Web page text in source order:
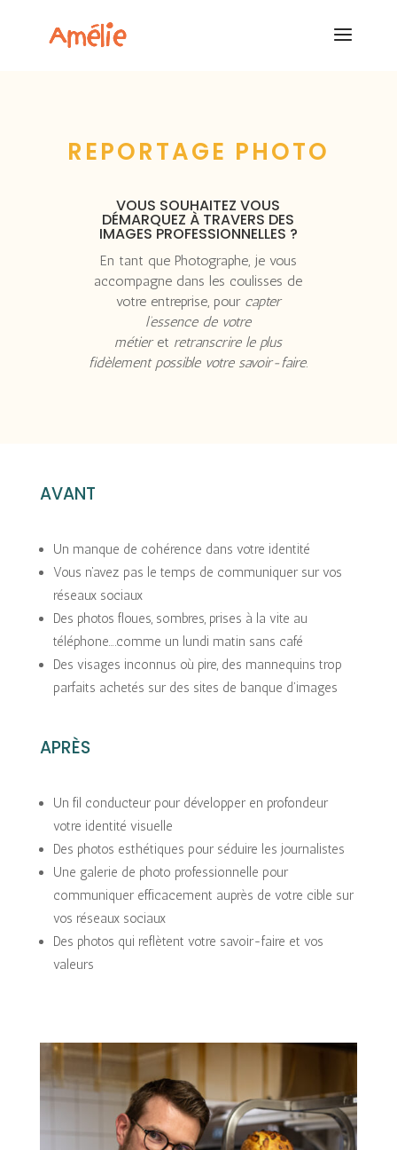
REPORTAGE PHOTO
VOUS SOUHAITEZ VOUS
DÉMARQUEZ À TRAVERS DES
IMAGES PROFESSIONNELLES ?
En tant que Photographe, je vous
accompagne dans les coulisses de
votre entreprise, pour capter
l’essence de votre
métieret retranscrire le plus
fidèlement possible votre savoir-faire.
AVANT
Un manque de cohérence dans votre identité
Vous n’avez pas le temps de communiquer sur vos
réseaux sociaux
Des photos floues, sombres, prises à la vite au
téléphone….comme un lundi matin sans café
Des visages inconnus où pire, des mannequins trop
parfaits achetés sur des sites de banque d’images
APRÈS
Un fil conducteur pour développer en profondeur
votre identité visuelle
Des photos esthétiques pour séduire les journalistes
Une galerie de photo professionnelle pour
communiquer efficacement auprès de votre cible sur
vos réseaux sociaux
Des photos qui reflètent votre savoir-faire et vos
valeurs